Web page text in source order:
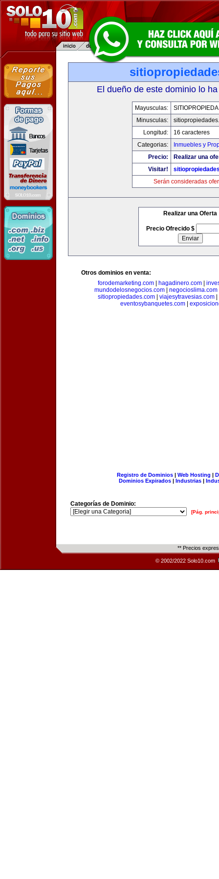
El dueño de este dominio lo
Mayusculas:
Minusculas:
Longitud:
16 caracteres
Categorias:
Inmuebles y
Precio:
Realizar una
Visitar!
Serán consideradas
Realizar una Oferta
Precio Ofrecido $
Otros dominios en venta:
forodemarketing.com| hagadinero.com|
mundodelosnegocios.com| negocioslima.com
sitiopropiedades.com| viajesytravesias.com|
eventosybanquetes.com
Registro de Dominios| Web Hosting |
Dominios Expirados | Industrias |
Categorías de Dominio:
[Pág.
** Precios
© 2002/2022 Solo10.com